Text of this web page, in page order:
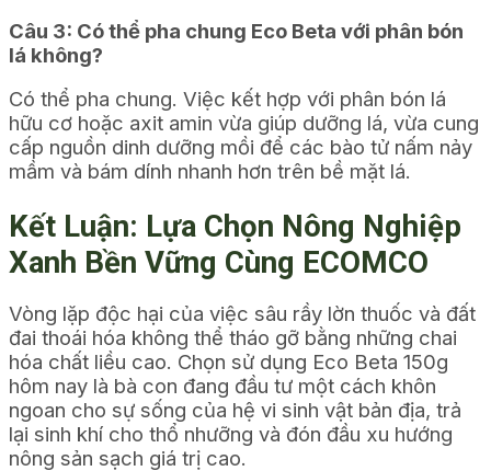
Câu 3: Có thể pha chung Eco Beta với phân bón
lá không?
Có thể pha chung. Việc kết hợp với phân bón lá
hữu cơ hoặc axit amin vừa giúp dưỡng lá, vừa cung
cấp nguồn dinh dưỡng mồi để các bào tử nấm nảy
mầm và bám dính nhanh hơn trên bề mặt lá.
Kết Luận: Lựa Chọn Nông Nghiệp
Xanh Bền Vững Cùng ECOMCO
Vòng lặp độc hại của việc sâu rầy lờn thuốc và đất
đai thoái hóa không thể tháo gỡ bằng những chai
hóa chất liều cao. Chọn sử dụng Eco Beta 150g
hôm nay là bà con đang đầu tư một cách khôn
ngoan cho sự sống của hệ vi sinh vật bản địa, trả
lại sinh khí cho thổ nhưỡng và đón đầu xu hướng
nông sản sạch giá trị cao.